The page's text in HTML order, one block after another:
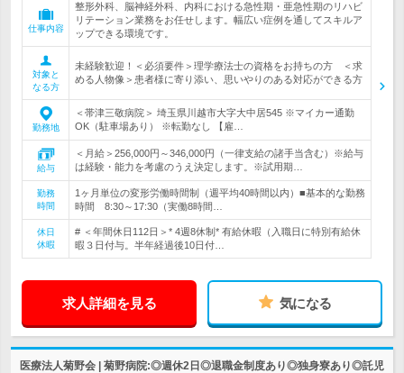
仕事内容
整形外科、脳神経外科、内科における急性期・亜急性期のリハビ
リテーション業務をお任せします。幅広い症例を通してスキルア
ップできる環境です。
対象と
なる方
未経験歓迎！＜必須要件＞理学療法士の資格をお持ちの方 ＜求
める人物像＞患者様に寄り添い、思いやりのある対応ができる方
勤務地
＜帯津三敬病院＞ 埼玉県川越市大字大中居545 ※マイカー通勤
OK（駐車場あり） ※転勤なし 【雇…
給与
＜月給＞256,000円～346,000円（一律支給の諸手当含む）※給与
は経験・能力を考慮のうえ決定します。※試用期…
勤務
時間
1ヶ月単位の変形労働時間制（週平均40時間以内）■基本的な勤務
時間 8:30～17:30（実働8時間…
休日
休暇
# ＜年間休日112日＞* 4週8休制* 有給休暇（入職日に特別有給休
暇３日付与。半年経過後10日付…
求人詳細を見る 気になる
医療法人菊野会 | 菊野病院:◎週休2日◎退職金制度あり◎独身寮あり◎託児